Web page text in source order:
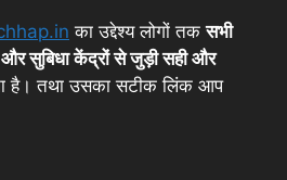
का उद्देश्य लोगों तकसभी
सुबिधा केंद्रों से जुड़ी सही और
है। तथा उसका सटीक लिंक आप